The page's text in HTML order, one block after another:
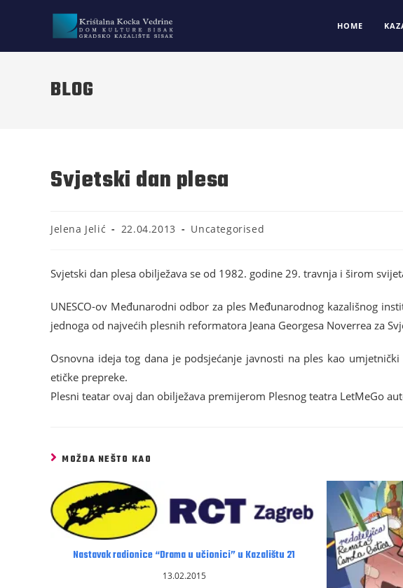
HOME
BLOG
Svjetski dan plesa
Jelena Jelić 22.04.2013 Uncategorised
Svjetski dan plesa obilježava se od 1982. godine 29. travnja i širom
UNESCO-ov Međunarodni odbor za ples Međunarodnog kazališnog
jednoga od najvećih plesnih reformatora Jeana Georgesa Noverrea za
Osnovna ideja tog dana je podsjećanje javnosti na ples kao
etičke prepreke.
Plesni teatar ovaj dan obilježava premijerom Plesnog teatra LetMeGo
MOŽDA NEŠTO KAO
Nastavak radionice “Drama u učionici” u Kazalištu 21
13.02.2015